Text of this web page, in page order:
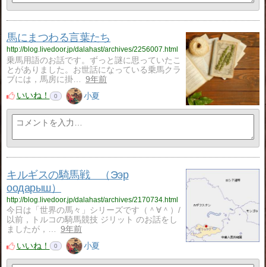
馬にまつわる言葉たち
http://blog.livedoor.jp/dalahast/archives/2256007.html
乗馬用語のお話です。ずっと謎に思っていたこ
とがありました。お世話になっている乗馬クラ
ブには，馬房に掛…
9年前
いいね！
0 小夏
キルギスの騎馬戦 （Ээр
оодарыш）
http://blog.livedoor.jp/dalahast/archives/2170734.html
今日は「世界の馬々」シリーズです（＾∀＾）/
以前，トルコの騎馬競技 ジリット のお話をし
ましたが，…
9年前
いいね！
0 小夏